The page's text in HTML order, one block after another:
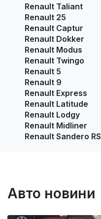
Renault Taliant
Renault 25
Renault Captur
Renault Dokker
Renault Modus
Renault Twingo
Renault 5
Renault 9
Renault Express
Renault Latitude
Renault Lodgy
Renault Midliner
Renault Sandero RS
Авто новини